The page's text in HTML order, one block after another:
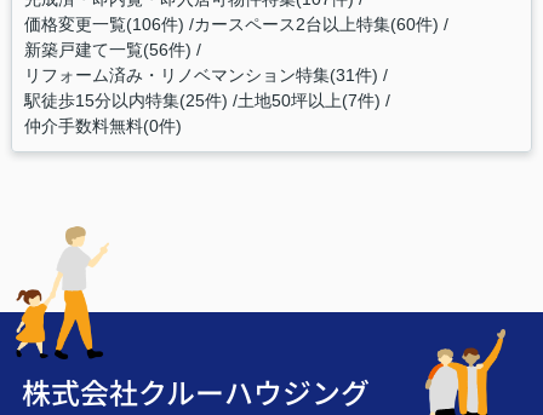
価格変更一覧(106件) カースペース2台以上特集(60件)
新築戸建て一覧(56件)
リフォーム済み・リノベマンション特集(31件)
駅徒歩15分以内特集(25件) 土地50坪以上(7件)
仲介手数料無料(0件)
株式会社クルーハウジング